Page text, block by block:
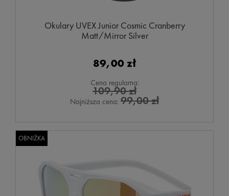
Okulary UVEX Junior Cosmic Cranberry
Matt/Mirror Silver
89,00 zł
Cena regularna:
109,90 zł
Najniższa cena: 99,00 zł
OBNIŻKA